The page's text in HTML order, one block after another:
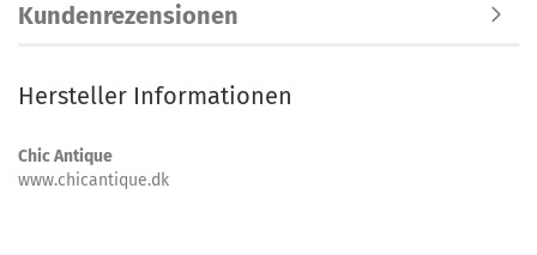
Kundenrezensionen
Hersteller Informationen
Chic Antique
www.chicantique.dk